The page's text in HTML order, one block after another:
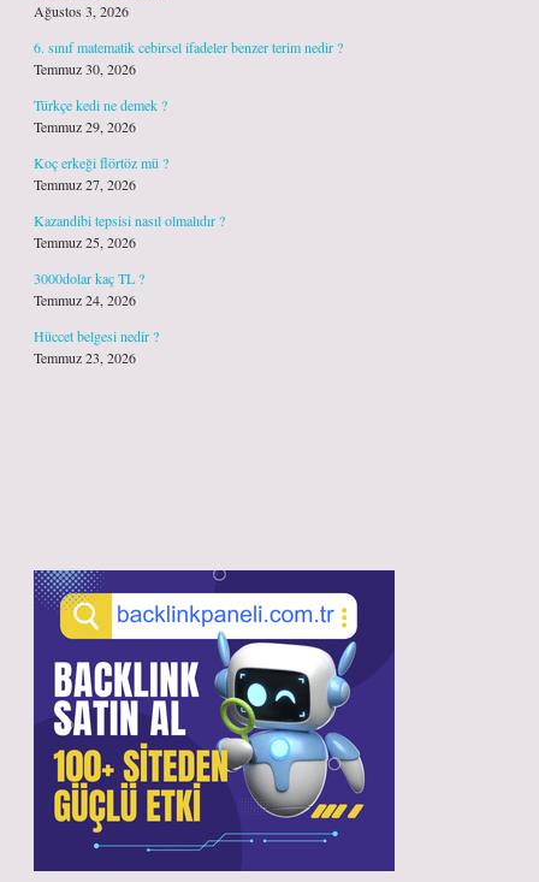
Ağustos 3, 2026
6. sınıf matematik cebirsel ifadeler benzer terim nedir ?
Temmuz 30, 2026
Türkçe kedi ne demek ?
Temmuz 29, 2026
Koç erkeği flörtöz mü ?
Temmuz 27, 2026
Kazandibi tepsisi nasıl olmalıdır ?
Temmuz 25, 2026
3000dolar kaç TL ?
Temmuz 24, 2026
Hüccet belgesi nedir ?
Temmuz 23, 2026